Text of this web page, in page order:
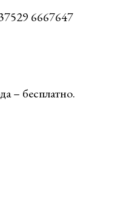
6667647
– бесплатно.